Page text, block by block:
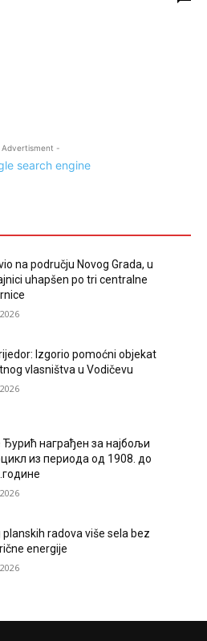
-
na području Novog Grada, u
uhapšen po tri centralne
Izgorio pomoćni objekat
vlasništva u Vodičevu
Ђурић награђен за најбољи
из периода од 1908. до
planskih radova više sela bez
energije